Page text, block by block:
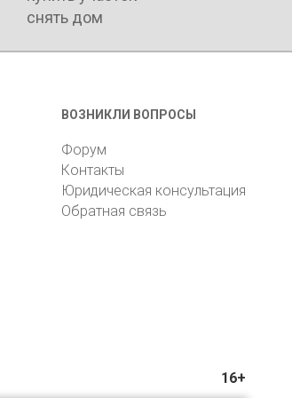
снять дом
ВОЗНИКЛИ ВОПРОСЫ
Форум
Контакты
Юридическая консультация
Обратная связь
16+